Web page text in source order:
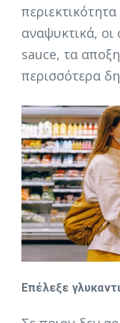
αναψυκτικά,
sauce, τα
περισσότερα
Επέλεξε